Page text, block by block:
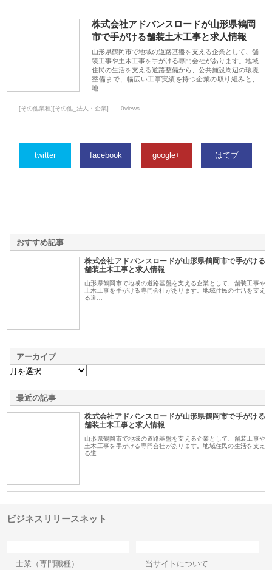
株式会社アドバンスロードが山形県鶴岡
市で手がける舗装土木工事と求人情報
山形県鶴岡市で地域の道路基盤を支える企業として、舗
装工事や土木工事を手がける専門会社があります。地域
住民の生活を支える道路整備から、公共施設周辺の環境
整備まで、幅広い工事実績を持つ企業の取り組みと、
地…
[その他業種][その他_法人・企業] 0views
twitter facebook google+ はてブ
おすすめ記事
株式会社アドバンスロードが山形県鶴岡市で手がける
舗装土木工事と求人情報
山形県鶴岡市で地域の道路基盤を支える企業として、舗装工事や
土木工事を手がける専門会社があります。地域住民の生活を支え
る道…
アーカイブ
最近の記事
株式会社アドバンスロードが山形県鶴岡市で手がける
舗装土木工事と求人情報
山形県鶴岡市で地域の道路基盤を支える企業として、舗装工事や
土木工事を手がける専門会社があります。地域住民の生活を支え
る道…
ビジネスリリースネット
士業（専門職種）
当サイトについて